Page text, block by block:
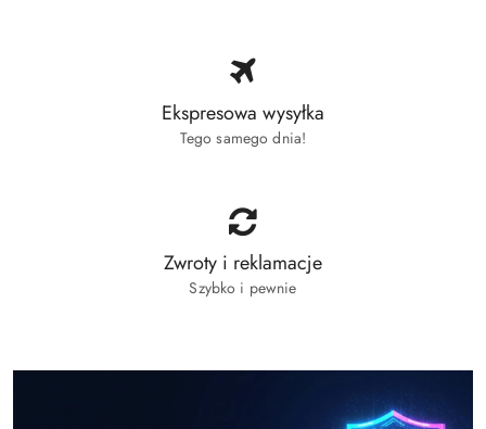
Ekspresowa wysyłka
Tego samego dnia!
Zwroty i reklamacje
Szybko i pewnie